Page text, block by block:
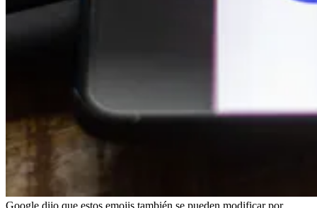
Google dijo que estos emojis también se pueden modificar por